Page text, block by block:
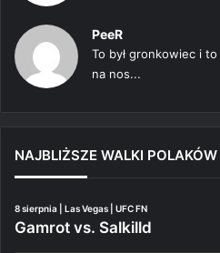
PeeR
To był gronkowiec i
na nos...
NAJBLIŻSZE WALKI
8 sierpnia | Las Vegas | UFC FN
Gamrot vs. Salkilld